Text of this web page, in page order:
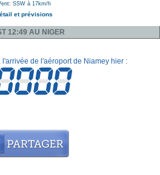
SSW à 17km/h
et prévisions
12:49 AU NIGER
l'arrivée de l'aéroport de Niamey hier :